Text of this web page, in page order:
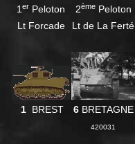
1 er Peloton
Lt Forcade
2èmePeloton
Lt de La Ferté
1 BREST 6 BRETAGNE
420031